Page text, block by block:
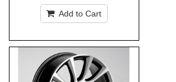
Add to Cart